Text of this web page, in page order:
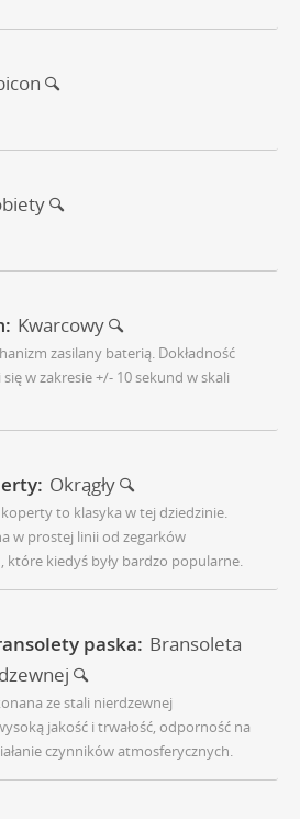
Kwarcowy
zasilany baterią. Dokładność
w zakresie +/- 10 sekund w skali
Okrągły
koperty to klasyka w tej dziedzinie.
w prostej linii od zegarków
które kiedyś były bardzo popularne.
paska: Bransoleta
ze stali nierdzewnej
jakość i trwałość, odporność na
czynników atmosferycznych.